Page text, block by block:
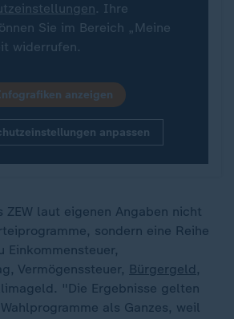
. Ihre
Sie im Bereich „Meine
widerrufen.
anzeigen
anpassen
ZEW laut eigenen Angaben nicht
sondern eine Reihe
Einkommensteuer,
Vermögenssteuer, Bürgergeld ,
"Die Ergebnisse gelten
als Ganzes, weil